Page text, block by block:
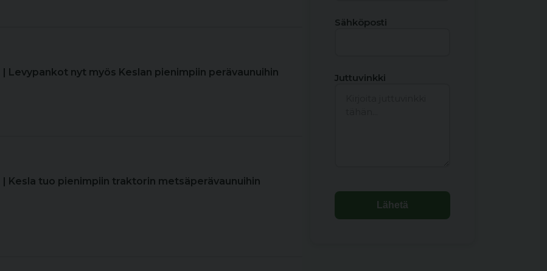
| Levypankot nyt myös Keslan pienimpiin perävaunuihin
| Kesla tuo pienimpiin traktorin metsäperävaunuihin
Sähköposti
Juttuvinkki
Lähetä